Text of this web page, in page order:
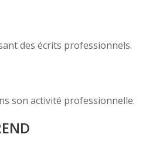
des écrits professionnels.
son activité professionnelle.